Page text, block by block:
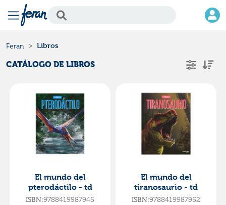
Feran Libros
CATÁLOGO DE LIBROS
El mundo del
pterodáctilo - td
ISBN:9788419987945
El mundo del
tiranosaurio - td
ISBN:9788419987952